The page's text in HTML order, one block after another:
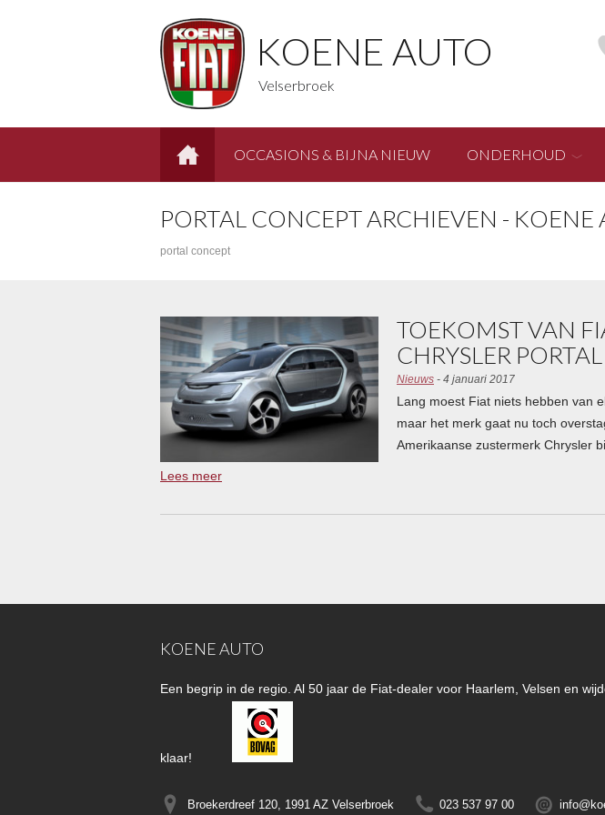
KOENE AUTO
Velserbroek
OCCASIONS & BIJNA NIEUW ONDERHOUD
PORTAL CONCEPT ARCHIEVEN - KOENE
portal concept
TOEKOMST VAN
CHRYSLER
Nieuws - 4 januari 2017
Lang moest Fiat niets hebben van
maar het merk gaat nu toch
Amerikaanse zustermerk Chrysler
Lees meer
KOENE AUTO
Een begrip in de regio. Al 50 jaar de Fiat-dealer voor Haarlem, Velsen en
klaar!
Broekerdreef 120, 1991 AZ Velserbroek 023 537 97 00